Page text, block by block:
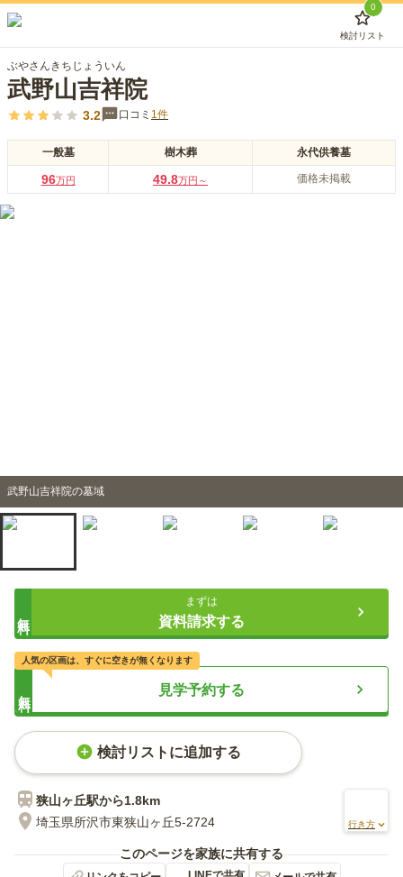
0
検討リスト
ぶやさんきちじょういん
武野山吉祥院
3.2 口コミ 1件
一般墓 樹木葬 永代供養墓
96万円 49.8万円～ 価格未掲載
武野山吉祥院の墓域
まずは
資料請求する
見学予約する
人気の区画は、すぐに空きが無くなります
検討リストに追加する
狭山ヶ丘駅から1.8km
埼玉県所沢市東狭山ヶ丘5-2724
行き方
このページを家族に共有する